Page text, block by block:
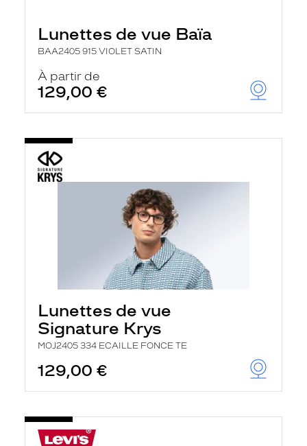
Lunettes de vue Baïa
BAA2405 915 VIOLET SATIN
À partir de
129,00 €
Lunettes de vue
Signature Krys
MOJ2405 334 ECAILLE FONCE TE
129,00 €